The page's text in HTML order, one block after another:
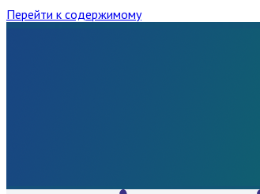
Перейти к содержимому